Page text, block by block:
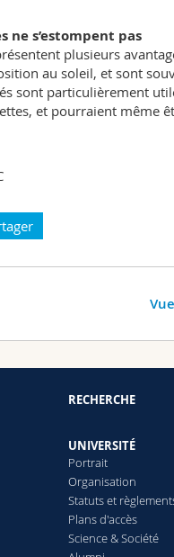
ne s’estompent pas
plusieurs
au soleil, et sont
sont particulièrement
et pourraient même
RECHERCHE
UNIVERSITÉ
Portrait
Organisation
Statuts et
Plans d'accès
Science & Société